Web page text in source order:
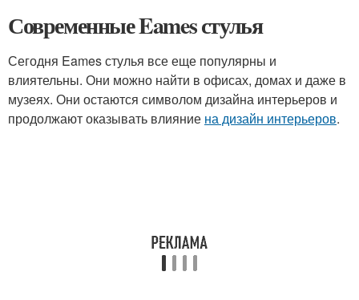
Современные Eames стулья
Сегодня Eames стулья все еще популярны и
влиятельны. Они можно найти в офисах, домах и даже в
музеях. Они остаются символом дизайна интерьеров и
продолжают оказывать влияние на дизайн интерьеров.